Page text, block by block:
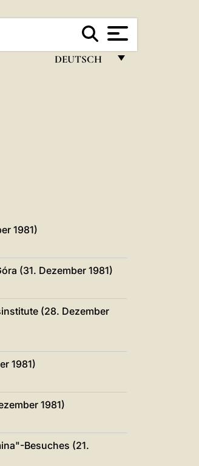
DEUTSCH
中文
LATINE
1981)
(31. Dezember 1981)
(28. Dezember
1981)
1981)
Besuches (21.